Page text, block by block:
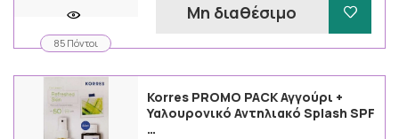
85 Πόντοι
Μη διαθέσιμο
Korres PROMO PACK Αγγούρι +
Υαλουρονικό Αντηλιακό Splash SPF
…